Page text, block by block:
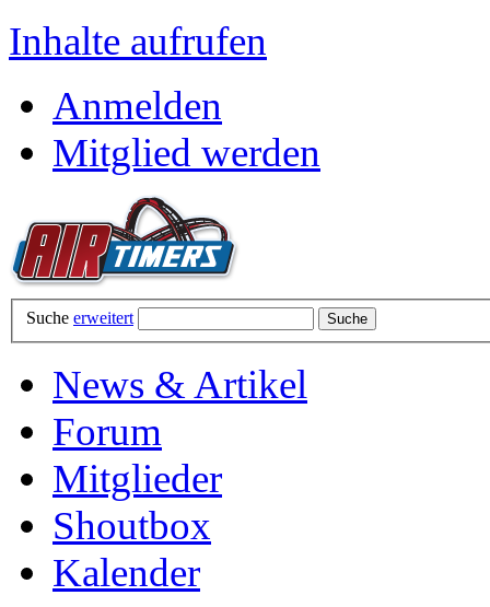
Inhalte aufrufen
Anmelden
Mitglied werden
Suche erweitert
News & Artikel
Forum
Mitglieder
Shoutbox
Kalender